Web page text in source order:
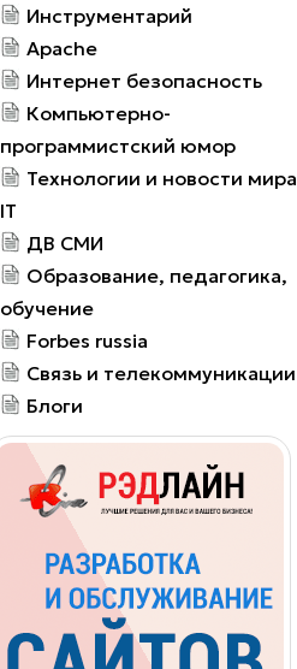
Инструментарий
Apache
Интернет безопасность
Компьютерно-
программистский юмор
Технологии и новости мира
IT
ДВ СМИ
Образование, педагогика,
обучение
Forbes russia
Связь и телекоммуникации
Блоги